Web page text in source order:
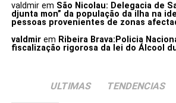
valdmirem São Nicolau: Delegacia de
djunta mon” da população da ilha na
pessoas provenientes de zonas
valdmirem Ribeira Brava:Policia
fiscalização rigorosa da lei do Álcool
ULTIMAS TENDENCIAS